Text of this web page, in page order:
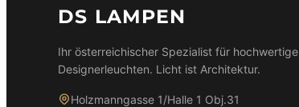
DS LAMPEN
Ihr österreichischer Spezialist für hochwertige
Designerleuchten. Licht ist Architektur.
Holzmanngasse 1/Halle 1 Obj.31